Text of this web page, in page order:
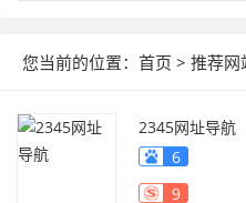
您当前的位置： 首页 > 推荐网
2345网址导航
6
9